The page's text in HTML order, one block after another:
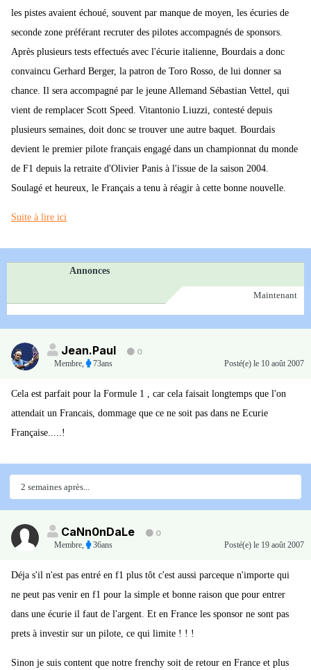
les pistes avaient échoué, souvent par manque de moyen, les écuries de
seconde zone préférant recruter des pilotes accompagnés de sponsors.
Après plusieurs tests effectués avec l'écurie italienne, Bourdais a donc
convaincu Gerhard Berger, la patron de Toro Rosso, de lui donner sa
chance. Il sera accompagné par le jeune Allemand Sébastian Vettel, qui
vient de remplacer Scott Speed. Vitantonio Liuzzi, contesté depuis
plusieurs semaines, doit donc se trouver une autre baquet. Bourdais
devient le premier pilote français engagé dans un championnat du monde
de F1 depuis la retraite d'Olivier Panis à l'issue de la saison 2004.
Soulagé et heureux, le Français a tenu à réagir à cette bonne nouvelle.
Suite à lire ici
Annonces
Maintenant
Jean.Paul
0
Membre, 73ans Posté(e) le 10 août 2007
Cela est parfait pour la Formule 1 , car cela faisait longtemps que l'on
attendait un Francais, dommage que ce ne soit pas dans ne Ecurie
Française.....!
2 semaines après...
CaNn0nDaLe
0
Membre, 36ans Posté(e) le 19 août 2007
Déja s'il n'est pas entré en f1 plus tôt c'est aussi parceque n'importe qui
ne peut pas venir en f1 pour la simple et bonne raison que pour entrer
dans une écurie il faut de l'argent. Et en France les sponsor ne sont pas
prets à investir sur un pilote, ce qui limite ! ! !
Sinon je suis content que notre frenchy soit de retour en France et plus